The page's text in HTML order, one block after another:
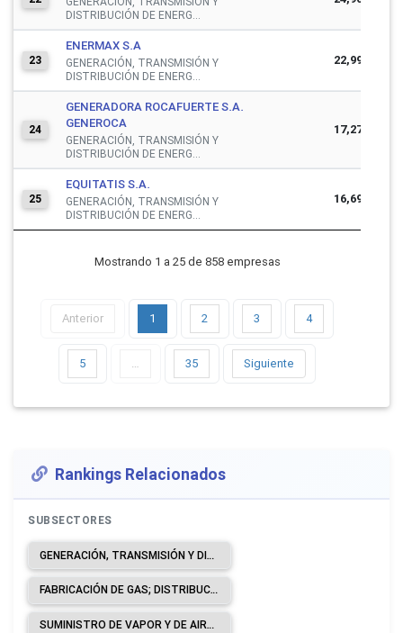
DISTRIBUCIÓN DE ENERG...
23
ENERMAX S.A
GENERACIÓN, TRANSMISIÓN Y
DISTRIBUCIÓN DE ENERG...
22,994,602
24
GENERADORA ROCAFUERTE S.A.
GENEROCA
GENERACIÓN, TRANSMISIÓN Y
DISTRIBUCIÓN DE ENERG...
17,273,009
25
EQUITATIS S.A.
GENERACIÓN, TRANSMISIÓN Y
DISTRIBUCIÓN DE ENERG...
16,690,252
Mostrando 1 a 25 de 858 empresas
Anterior 1 2 3 4
5 … 35 Siguiente
Rankings Relacionados
SUBSECTORES
GENERACIÓN, TRANSMISIÓN Y DISTRIBUCIÓN DE ENERGÍA ELÉCTRICA.
FABRICACIÓN DE GAS; DISTRIBUCIÓN DE COMBUSTIBLES GASEOSOS POR TUBERÍAS.
SUMINISTRO DE VAPOR Y DE AIRE ACONDICIONADO.